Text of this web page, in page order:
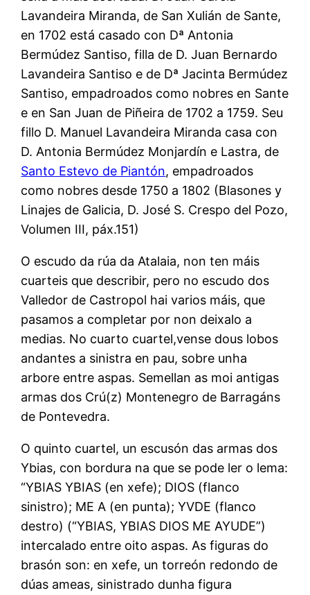
Lavandeira Miranda, de San Xulián de Sante,
en 1702 está casado con Dª Antonia
Bermúdez Santiso, filla de D. Juan Bernardo
Lavandeira Santiso e de Dª Jacinta Bermúdez
Santiso, empadroados como nobres en Sante
e en San Juan de Piñeira de 1702 a 1759. Seu
fillo D. Manuel Lavandeira Miranda casa con
D. Antonia Bermúdez Monjardín e Lastra, de
Santo Estevo de Piantón, empadroados
como nobres desde 1750 a 1802 (Blasones y
Linajes de Galicia, D. José S. Crespo del Pozo,
Volumen III, páx.151)
O escudo da rúa da Atalaia, non ten máis
cuarteis que describir, pero no escudo dos
Valledor de Castropol hai varios máis, que
pasamos a completar por non deixalo a
medias. No cuarto cuartel,vense dous lobos
andantes a sinistra en pau, sobre unha
arbore entre aspas. Semellan as moi antigas
armas dos Crú(z) Montenegro de Barragáns
de Pontevedra.
O quinto cuartel, un escusón das armas dos
Ybias, con bordura na que se pode ler o lema:
“YBIAS YBIAS (en xefe); DIOS (flanco
sinistro); ME A (en punta); YVDE (flanco
destro) (“YBIAS, YBIAS DIOS ME AYUDE”)
intercalado entre oito aspas. As figuras do
brasón son: en xefe, un torreón redondo de
dúas ameas, sinistrado dunha figura